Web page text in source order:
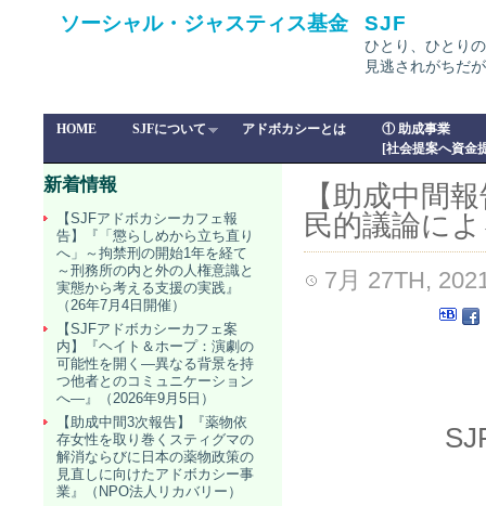
ソーシャル・ジャスティス基金 SJF
ひとり、ひとり
見逃されがちだ
HOME SJFについて アドボカシーとは
① 助成事業
[社会提案へ資金
【助成中間
民的議論に
7月 27TH,
新着情報
【SJFアドボカシーカフェ報
告】『「懲らしめから立ち直り
へ」～拘禁刑の開始1年を経て
～刑務所の内と外の人権意識と
実態から考える支援の実践』
（26年7月4日開催）
【SJFアドボカシーカフェ案
内】『ヘイト＆ホープ：演劇の
可能性を開く―異なる背景を持
つ他者とのコミュニケーション
へ―』（2026年9月5日）
【助成中間3次報告】『薬物依
存女性を取り巻くスティグマの
解消ならびに日本の薬物政策の
見直しに向けたアドボカシー事
業』（NPO法人リカバリー）